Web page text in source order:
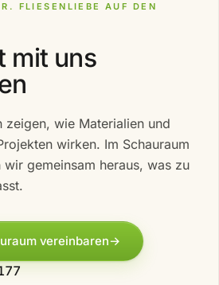
FLIESENLIEBE AUF DEN
mit uns
zeigen, wie Materialien und
wirken. Im Schauraum
gemeinsam heraus, was zu
vereinbaren→